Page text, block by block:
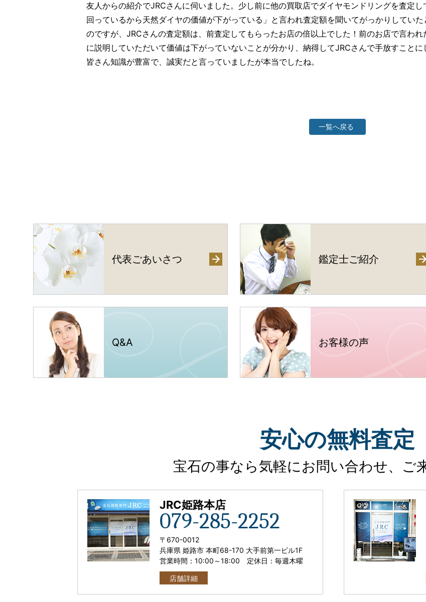
友人からの紹介でJRCさんに伺いました。少し前に他の買取店でダイヤモンドリングを査定
回っているから天然ダイヤの価値が下がっている」と言われ査定額を聞いてがっかりしてい
のですが、JRCさんの査定額は、前査定してもらったお店の倍以上でした！前のお店で言わ
に説明していただいて価値は下がっていないことが分かり、納得してJRCさんで手放すこと
皆さん知識が豊富で、誠実だと言っていましたが本当でしたね。
一覧へ戻る
代表ごあいさつ 鑑定士ご紹介
Q&A お客様の声
安心の無料査定
宝石の事なら気軽にお問い合わせ、ご
JRC姫路本店
079-285-2252
〒 670-0012
兵庫県 姫路市 本町68-170 大手前第一ビル1F
営業時間：10:00 ～18:00 定休日：毎週木曜
店舗詳細